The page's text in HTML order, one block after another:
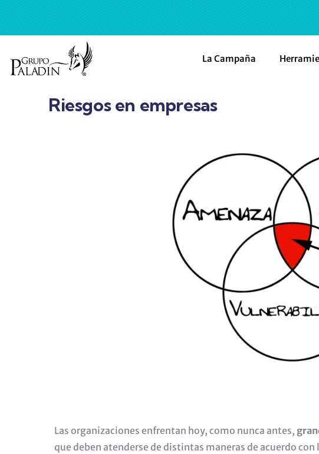
La Campaña
Riesgos en empresas
Las organizaciones enfrentan hoy, como nunca antes,
que deben atenderse de distintas maneras de acuerdo